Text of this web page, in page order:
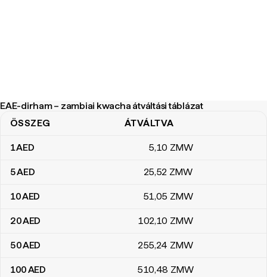
EAE-dirham – zambiai kwacha átváltási táblázat
EAE-dirham – zambiai kwacha átváltási táblázat
ÖSSZEG ÁTVÁLTVA
1AED 5,10 ZMW
5AED 25,52 ZMW
10AED 51,05 ZMW
20AED 102,10 ZMW
50AED 255,24 ZMW
100AED 510,48 ZMW